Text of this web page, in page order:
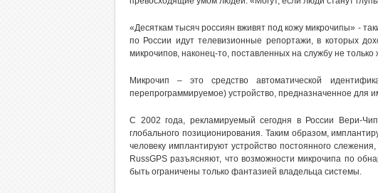
«Десяткам тысяч россиян вживят под кожу микрочипы» -
по России идут телевизионные репортажи, в которых
микрочипов, наконец-то, поставленных на службу не только
Микрочип – это средство автоматической
перепрограммируемое) устройство, предназначенное для
С 2002 года, рекламируемый сегодня в России Вери-
глобального позиционирования. Таким образом,
человеку имплантируют устройство постоянного
RussGPS разъясняют, что возможности микрочипа по
быть ограничены только фантазией владельца системы.